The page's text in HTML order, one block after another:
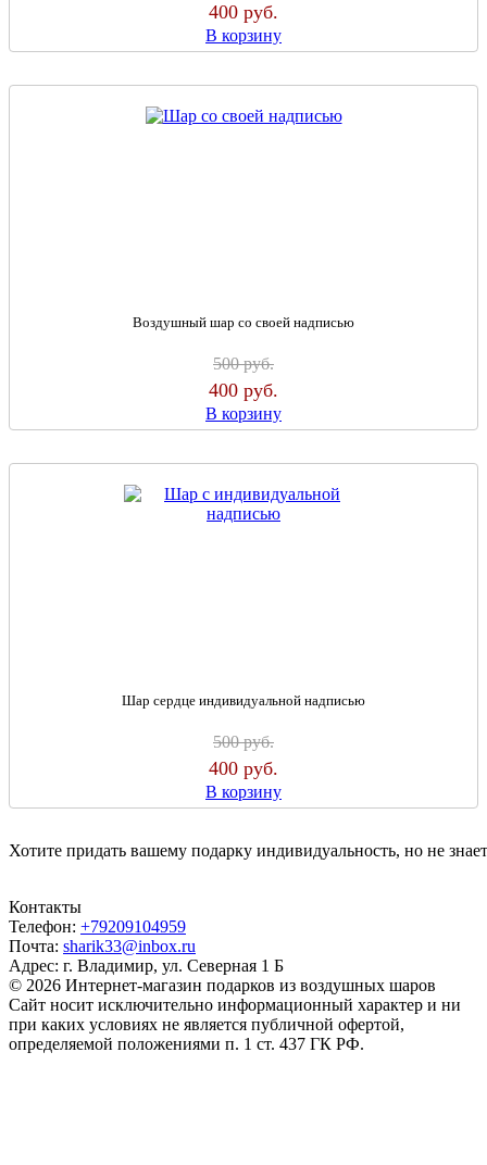
400 руб.
В корзину
Воздушный шар со своей надписью
500руб.
400 руб.
В корзину
Шар сердце индивидуальной надписью
500руб.
400 руб.
В корзину
Хотите придать вашему подарку индивидуальность, но не
Контакты
Телефон: +79209104959
Почта: sharik33@inbox.ru
Адрес: г. Владимир, ул. Северная 1 Б
© 2026 Интернет-магазин подарков из воздушных шаров
Сайт носит исключительно информационный характер и ни
при каких условиях не является публичной офертой,
определяемой положениями п. 1 ст. 437 ГК РФ.